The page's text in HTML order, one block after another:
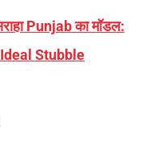
Punjab का मॉडल:
Ideal Stubble